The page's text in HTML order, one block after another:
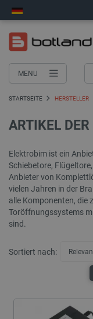
MENU
STARTSEITE HERSTELLER
ARTIKEL
Elektrobim ist ein
Schiebetore,
Anbieter von
vielen Jahren in der
alle Komponenten, die
Toröffnungssystems
sind.
Sortiert nach: